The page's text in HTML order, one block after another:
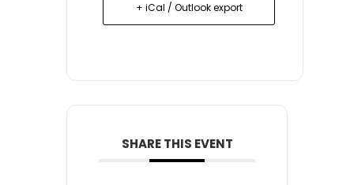
+ iCal / Outlook export
SHARE THIS EVENT